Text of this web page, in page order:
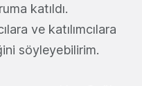
katıldı.
ve katılımcılara
söyleyebilirim.